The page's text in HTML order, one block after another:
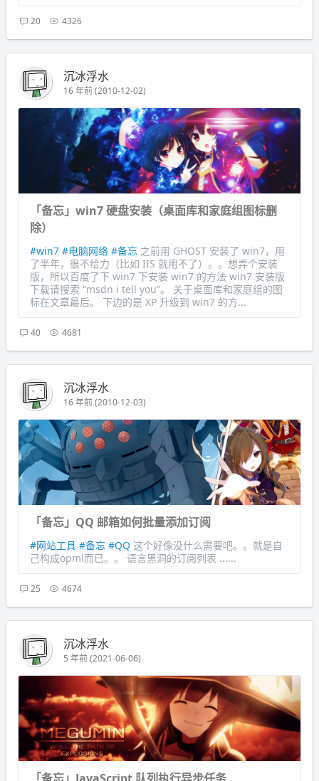
20 4326
沉冰浮水
16 年前 (2010-12-02)
「备忘」win7 硬盘安装（桌面库和家庭组图标删
除）
#win7 #电脑网络 #备忘 之前用 GHOST 安装了 win7，用
了半年，很不给力（比如 IIS 就用不了）。。想弄个安装
版，所以百度了下 win7 下安装 win7 的方法 win7 安装版
下载请搜索 “msdn i tell you”。 关于桌面库和家庭组的图
标在文章最后。 下边的是 XP 升级到 win7 的方...
40 4681
沉冰浮水
16 年前 (2010-12-03)
「备忘」QQ 邮箱如何批量添加订阅
#网站工具 #备忘 #QQ 这个好像没什么需要吧。。就是自
己构成opml而已。。 语言黑洞的订阅列表 ......
25 4674
沉冰浮水
5 年前 (2021-06-06)